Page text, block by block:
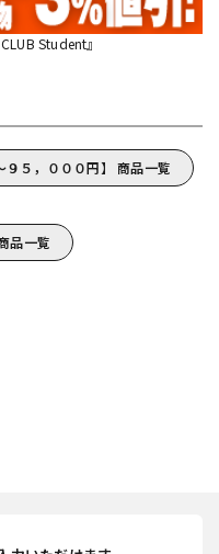
Student』
５，０００円】 商品一覧
品一覧